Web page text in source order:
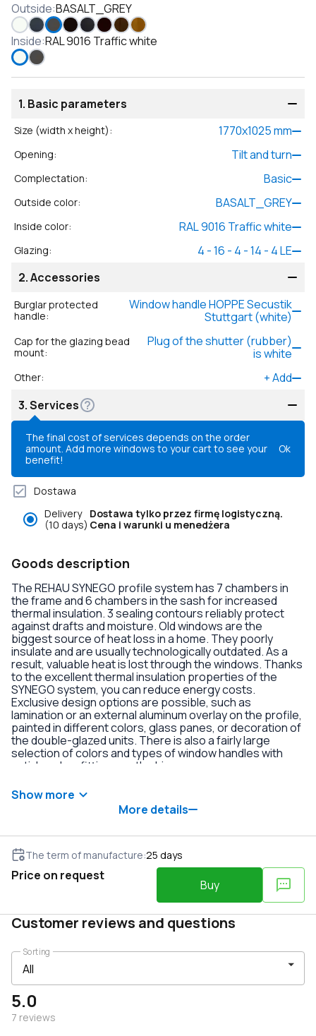
Outside:BASALT_GREY
Inside:RAL 9016 Traffic white
1. Basic parameters
Size (width x height): 1770x1025mm
Opening: Tilt and turn
Complectation: Basic
Outside color: BASALT_GREY
Inside color: RAL 9016 Traffic white
Glazing:
4 - 16 - 4 - 14 - 4 LE
2.Accessories
Burglar protected
handle:
Window handle HOPPE Secustik
Stuttgart (white)
Cap for the glazing bead
mount:
Plug of the shutter (rubber)
is white
Other: +Add
3.Services
The final cost of services depends on the order
amount. Add more windows to your cart to see your
benefit!
Ok
Dostawa
Delivery
(10 days)
Dostawa tylko przez firmę logistyczną.
Cena i warunki u menedżera
Goods description
The REHAU SYNEGO profile system has 7 chambers in
the frame and 6 chambers in the sash for increased
thermal insulation. 3 sealing contours reliably protect
against drafts and moisture. Old windows are the
biggest source of heat loss in a home. They poorly
insulate and are usually technologically outdated. As a
result, valuable heat is lost through the windows. Thanks
to the excellent thermal insulation properties of the
SYNEGO system, you can reduce energy costs.
Exclusive design options are possible, such as
lamination or an external aluminum overlay on the profile,
painted in different colors, glass panes, or decoration of
the double-glazed units. There is also a fairly large
selection of colors and types of window handles with
anti-burglary fittings on the hinges.
Show more
More details
The term of manufacture:25 days
Price on request
Buy
Customer reviews and questions
5.0
7 reviews
Sorting